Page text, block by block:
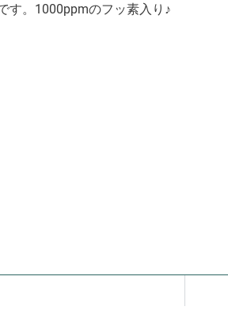
す。1000ppmのフッ素入り♪